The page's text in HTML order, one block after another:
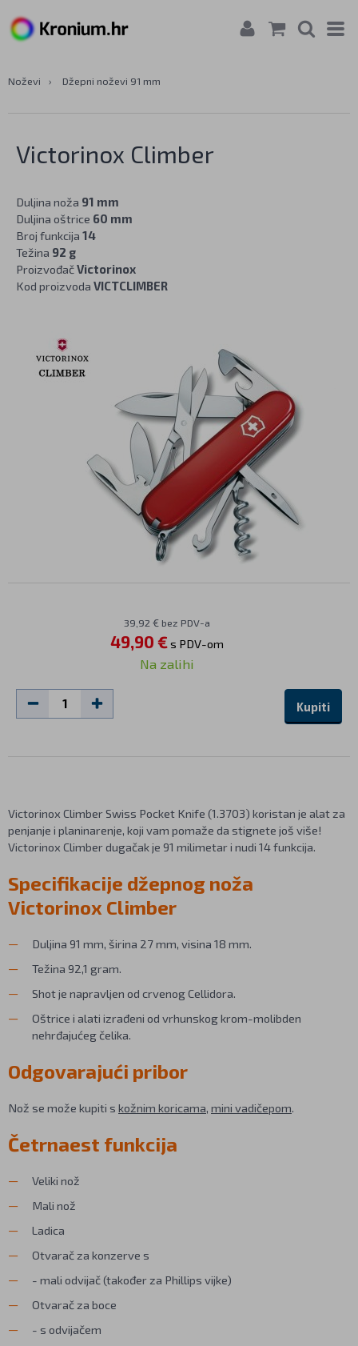
Noževi › Džepni noževi 91 mm
Victorinox Climber
Duljina noža 91 mm
Duljina oštrice 60 mm
Broj funkcija 14
Težina 92 g
ProizvođačVictorinox
Kod proizvoda VICTCLIMBER
39,92 € bez PDV-a
49,90 €s PDV-om
Na zalihi
Kupiti
Victorinox Climber Swiss Pocket Knife (1.3703) koristan je alat za
penjanje i planinarenje, koji vam pomaže da stignete još više!
Victorinox Climber dugačak je 91 milimetar i nudi 14 funkcija.
Specifikacije džepnog noža
Victorinox Climber
Duljina 91 mm, širina 27 mm, visina 18 mm.
Težina 92,1 gram.
Shot je napravljen od crvenog Cellidora.
Oštrice i alati izrađeni od vrhunskog krom-molibden
nehrđajućeg čelika.
Odgovarajući pribor
Nož se može kupiti s kožnim koricama, mini vadičepom.
Četrnaest funkcija
Veliki nož
Mali nož
Ladica
Otvarač za konzerve s
- mali odvijač (također za Phillips vijke)
Otvarač za boce
- s odvijačem